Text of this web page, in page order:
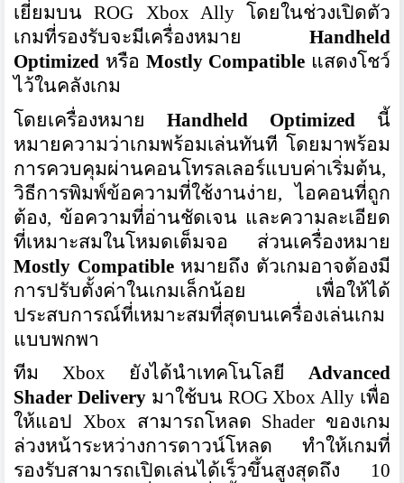
เยี่ยมบน ROG Xbox Ally โดยในช่วงเปิดตัว
เกมที่รองรับจะมีเครื่องหมาย Handheld
Optimized หรือ Mostly Compatible แสดงโชว์
ไว้ในคลังเกม
โดยเครื่องหมาย Handheld Optimized นี้
หมายความว่าเกมพร้อมเล่นทันที โดยมาพร้อม
การควบคุมผ่านคอนโทรลเลอร์แบบค่าเริ่มต้น,
วิธีการพิมพ์ข้อความที่ใช้งานง่าย, ไอคอนที่ถูก
ต้อง, ข้อความที่อ่านชัดเจน และความละเอียด
ที่เหมาะสมในโหมดเต็มจอ ส่วนเครื่องหมาย
Mostly Compatible หมายถึง ตัวเกมอาจต้องมี
การปรับตั้งค่าในเกมเล็กน้อย เพื่อให้ได้
ประสบการณ์ที่เหมาะสมที่สุดบนเครื่องเล่นเกม
แบบพกพา
ทีม Xbox ยังได้นำเทคโนโลยี Advanced
Shader Delivery มาใช้บน ROG Xbox Ally เพื่อ
ให้แอป Xbox สามารถโหลด Shader ของเกม
ล่วงหน้าระหว่างการดาวน์โหลด ทำให้เกมที่
รองรับสามารถเปิดเล่นได้เร็วขึ้นสูงสุดถึง 10